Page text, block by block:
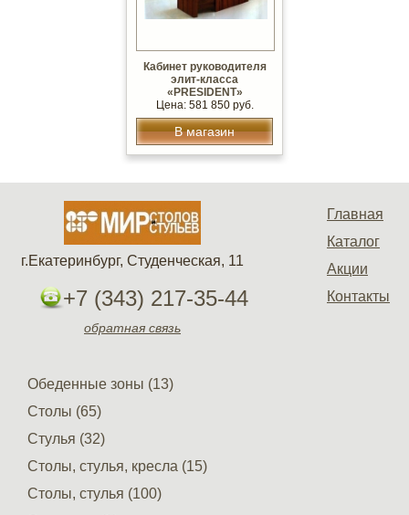
Кабинет руководителя
элит-класса
«PRESIDENT»
Цена: 581 850 руб.
В магазин
Главная
Каталог
Акции
Контакты
г.Екатеринбург, Студенческая, 11
+7 (343) 217-35-44
обратная связь
Обеденные зоны (13)
Столы (65)
Стулья (32)
Столы, стулья, кресла (15)
Столы, стулья (100)